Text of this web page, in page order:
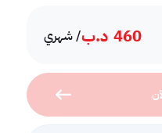
460 د.ب/ شهري